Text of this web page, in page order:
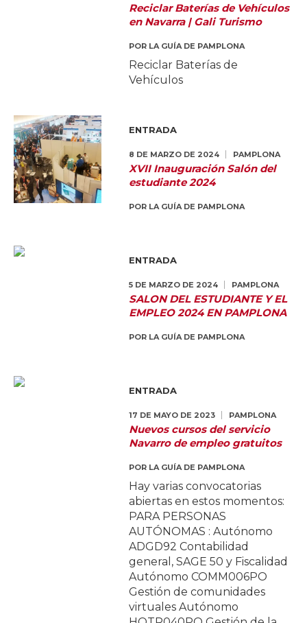
Reciclar Baterías de Vehículos
en Navarra | Gali Turismo
POR LA GUÍA DE PAMPLONA
Reciclar Baterías de
Vehículos
ENTRADA
8 DE MARZO DE 2024 PAMPLONA
XVII Inauguración Salón del
estudiante 2024
POR LA GUÍA DE PAMPLONA
ENTRADA
5 DE MARZO DE 2024 PAMPLONA
SALON DEL ESTUDIANTE Y EL
EMPLEO 2024 EN PAMPLONA
POR LA GUÍA DE PAMPLONA
ENTRADA
17 DE MAYO DE 2023 PAMPLONA
Nuevos cursos del servicio
Navarro de empleo gratuitos
POR LA GUÍA DE PAMPLONA
Hay varias convocatorias
abiertas en estos momentos:
PARA PERSONAS
AUTÓNOMAS : Autónomo
ADGD92 Contabilidad
general, SAGE 50 y Fiscalidad
Autónomo COMM006PO
Gestión de comunidades
virtuales Autónomo